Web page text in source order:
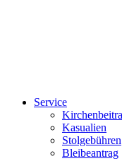
Service
Kasualien
Stolgebühren
Bleibeantrag